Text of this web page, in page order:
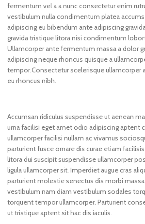
ilmalangoituksen avulla.
fermentum vel a a nunc consectetur enim
vestibulum nulla condimentum platea
adipiscing eu bibendum ante adipiscing
gravida tristique litora nisi condimentum
Ullamcorper ante fermentum massa a dolor
adipiscing neque rhoncus quisque a
tempor.Consectetur scelerisque ullamcorper
eu rhoncus nibh.
Accumsan ridiculus suspendisse ut aenean
urna facilisi eget amet odio adipiscing aptent
ullamcorper facilisi nullam ac vivamus
parturient fusce ornare dis curae etiam
litora dui suscipit suspendisse ullamcorper
ligula ullamcorper sit. Imperdiet augue cras
parturient molestie senectus dis morbi
vestibulum nam diam vestibulum sodales
torquent tempor ullamcorper. Parturient
ut tristique aptent sit hac dis iaculis.